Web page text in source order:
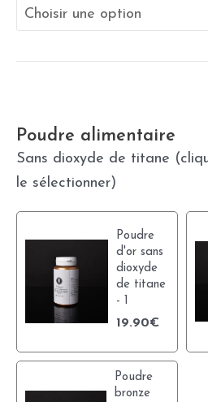
Poudre alimentaire
Sans dioxyde de titane
le sélectionner)
Poudre
d'or sans
dioxyde
de titane
- 1
19.90€
Poudre
bronze